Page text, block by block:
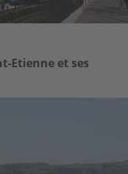
Etienne et ses